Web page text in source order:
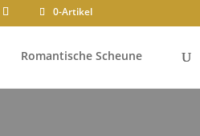
0-Artikel
Romantische Scheune